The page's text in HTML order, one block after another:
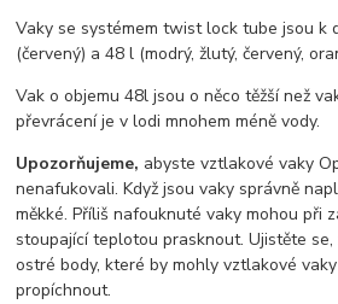
Vaky se systémem twist lock tube jsou k
(červený) a 48 l (modrý, žlutý, červený,
Vak o objemu 48l jsou o něco těžší než
převrácení je v lodi mnohem méně vody.
Upozorňujeme, abyste vztlakové vaky
nenafukovali. Když jsou vaky správně
měkké. Příliš nafouknuté vaky mohou při
stoupající teplotou prasknout. Ujistěte
ostré body, které by mohly vztlakové
propíchnout.